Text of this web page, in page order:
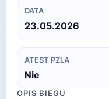
DATA
23.05.2026
ATEST PZLA
Nie
OPIS BIEGU